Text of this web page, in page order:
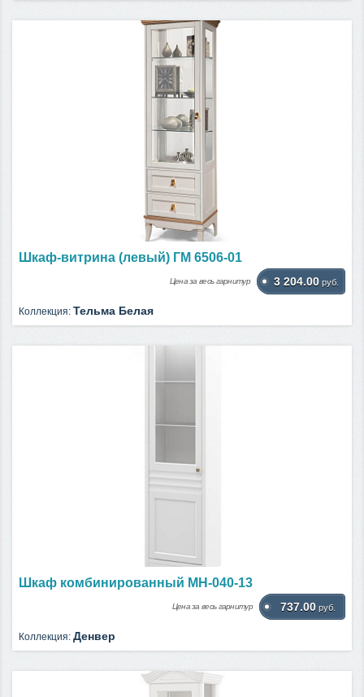
Шкаф-витрина (левый) ГМ 6506-01
Цена за весь гарнитур 3 204.00 руб.
Коллекция: Тельма Белая
Шкаф комбинированный МН-040-13
Цена за весь гарнитур 737.00 руб.
Коллекция: Денвер